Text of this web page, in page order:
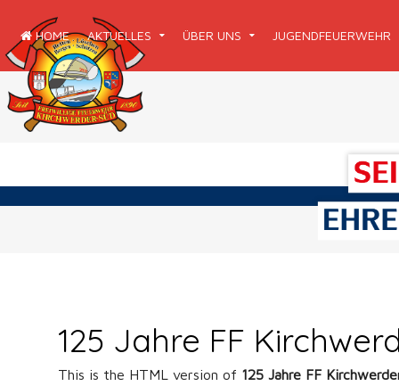
HOME AKTUELLES ÜBER UNS JUGENDFEUERWEHR
125 Jahre FF
This is the HTML version of 125 Jahre FF